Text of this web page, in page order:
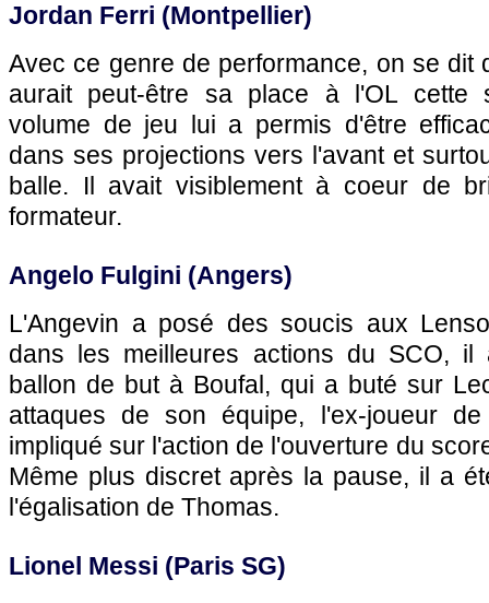
Jordan Ferri (Montpellier)
Avec ce genre de performance, on se dit
aurait peut-être sa place à l'OL cette
volume de jeu lui a permis d'être
dans ses projections vers l'avant et
balle. Il avait visiblement à coeur de
formateur.
Angelo Fulgini (Angers)
L'Angevin a posé des soucis aux
dans les meilleures actions du SCO, il
ballon de but à Boufal, qui a buté sur
attaques de son équipe, l'ex-joueur
impliqué sur l'action de l'ouverture du
Même plus discret après la pause, il a
l'égalisation de Thomas.
Lionel Messi (Paris SG)